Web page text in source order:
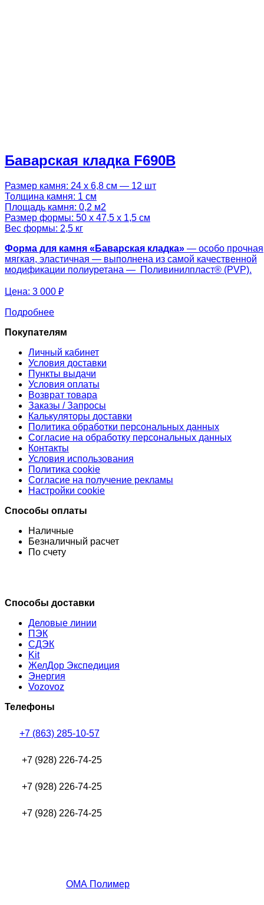
Баварская кладка F690B
Размер камня: 24 х 6,8 см — 12 шт
Толщина камня: 1 см
Площадь камня: 0,2 м2
Размер формы: 50 х 47,5 х 1,5 см
Вес формы: 2,5 кг
Форма для камня « Баварская кладка» — особо
мягкая, эластичная — выполнена из самой качественной
модификации полиуретана — Поливинилпласт® (PVP).
Цена: 3 000 ₽
Подробнее
Покупателям
Личный кабинет
Условия доставки
Пункты выдачи
Условия оплаты
Возврат товара
Заказы / Запросы
Калькуляторы доставки
Политика обработки персональных данных
Согласие на обработку персональных данных
Контакты
Условия использования
Политика cookie
Согласие на получение рекламы
Настройки cookie
Способы оплаты
Наличные
Безналичный расчет
По счету
Способы доставки
Деловые линии
ПЭК
СДЭК
Kit
ЖелДор Экспедиция
Энергия
Vozovoz
Телефоны
+7 (863) 285-10-57
+7 (928) 226-74-25
+7 (928) 226-74-25
+7 (928) 226-74-25
ОМА Полимер